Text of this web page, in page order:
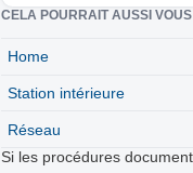
CELA POURRAIT AUSSI
Home
Station intérieure
Réseau
Si les procédures